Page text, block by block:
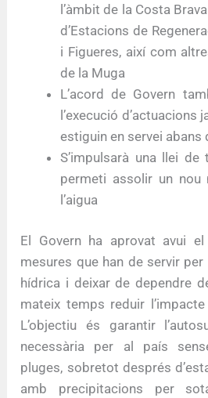
l’àmbit de la Costa
d’Estacions de
i Figueres, així com
de la Muga
L’acord de Govern
l’execució d’actuacions
estiguin en servei abans
S’impulsarà una llei
permeti assolir un
l’aigua
El Govern ha aprovat avui
mesures que han de servir
hídrica i deixar de dependre
mateix temps reduir
L’objectiu és garantir
necessària per al país
pluges, sobretot després
amb precipitacions per